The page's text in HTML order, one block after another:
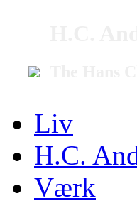
Liv
H.C.
Værk